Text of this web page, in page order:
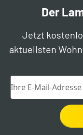
Der
Jetzt
aktuellsten